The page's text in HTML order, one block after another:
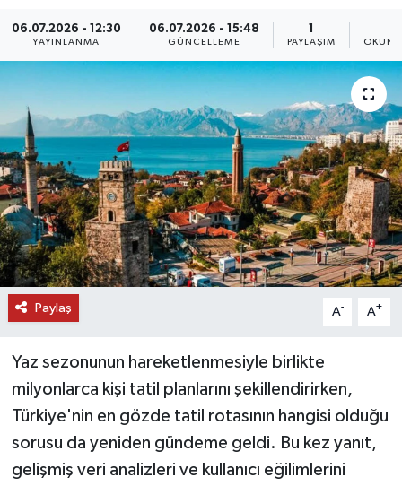
06.07.2026 - 12:30
YAYINLANMA
06.07.2026 - 15:48
GÜNCELLEME
1
PAYLAŞIM
Paylaş A- A+
Yaz sezonunun hareketlenmesiyle birlikte
milyonlarca kişi tatil planlarını şekillendirirken,
Türkiye'nin en gözde tatil rotasının hangisi olduğu
sorusu da yeniden gündeme geldi. Bu kez yanıt,
gelişmiş veri analizleri ve kullanıcı eğilimlerini
SPOR
SİYASET
SAĞLIK
DÜNYA
EĞİTİM
TURİZM
RÖPORTAJ
YAZARLAR
RESMİ İLAN
MAGAZİN
Son Dakika Haberleri
Haber Arşivi